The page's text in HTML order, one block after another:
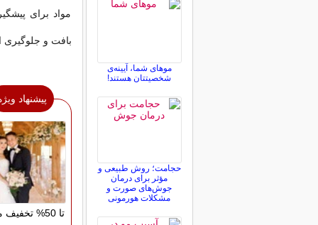
مواد برای
بافت و
پیشنهاد
تا 50%
موهای شما، آیینه‌ی
شخصیتتان هستند!
حجامت؛ روش طبیعی و
مؤثر برای درمان
جوش‌های صورت و
مشکلات هورمونی